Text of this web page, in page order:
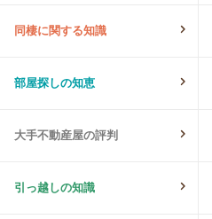
同棲に関する知識
部屋探しの知恵
大手不動産屋の評判
引っ越しの知識